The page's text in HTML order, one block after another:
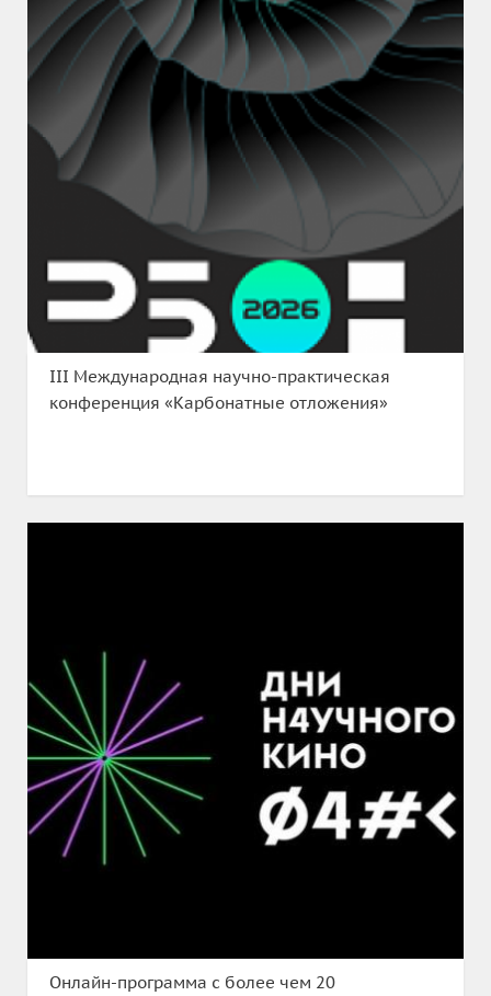
III Международная научно-практическая
конференция «Карбонатные отложения»
Онлайн-программа с более чем 20